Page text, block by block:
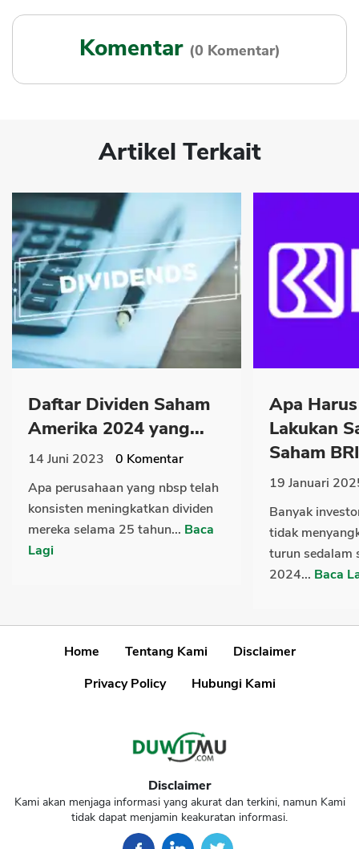
Komentar (0 Komentar)
Artikel Terkait
Daftar Dividen Saham
Amerika 2024 yang...
14 Juni 2023 0 Komentar
Apa perusahaan yang nbsp telah
konsisten meningkatkan dividen
mereka selama 25 tahun... Baca
Lagi
Apa
Lakukan
Saham
19 Januari
Banyak
tidak
turun sedalam
2024... Baca
Home Tentang Kami
Disclaimer
Privacy Policy
Hubungi Kami
Disclaimer
Kami akan menjaga informasi yang akurat dan terkini, namun Kami
tidak dapat menjamin keakuratan informasi.